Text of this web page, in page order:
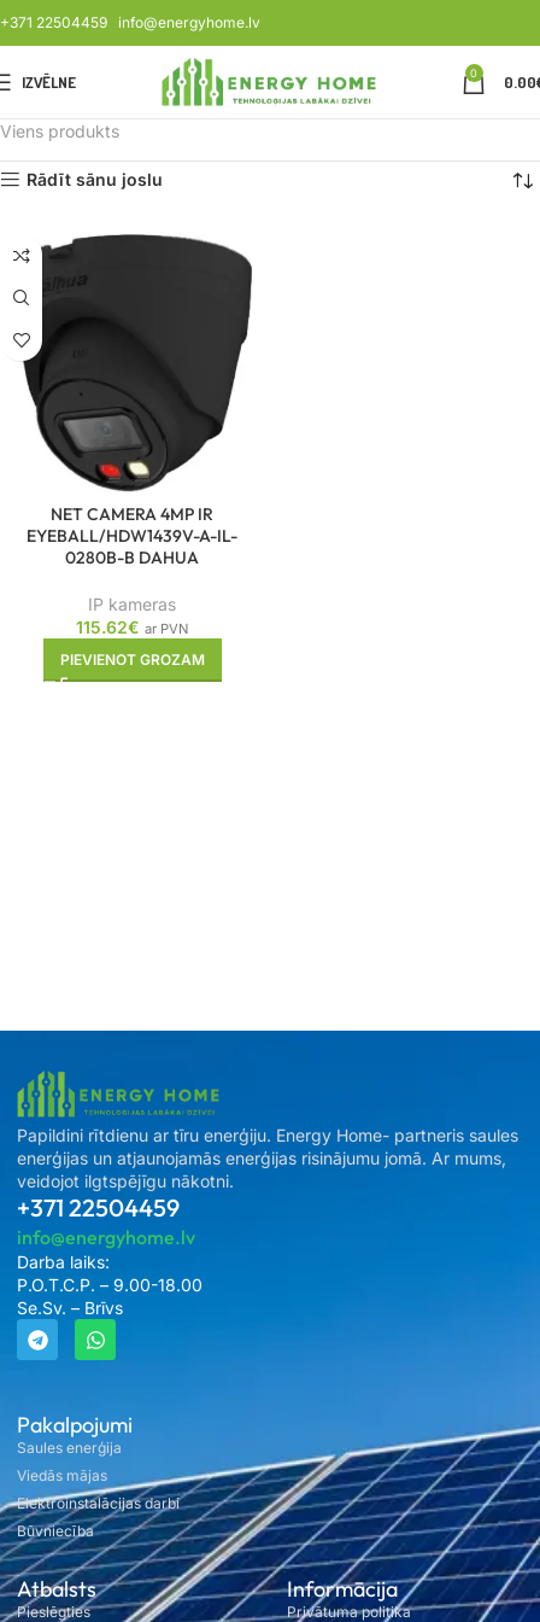
+371 22504459 info@energyhome.lv
IZVĒLNE 0 0.00
Viens produkts
Rādīt sānu joslu
NET CAMERA 4MP IR
EYEBALL/HDW1439V-A-IL-
0280B-B DAHUA
IP kameras
115.62€ ar PVN
PIEVIENOT GROZAM
Pakalpojumi
Saules enerģija
Viedās mājas
Elektroinstalācijas darbi
Būvniecība
Atbalsts
Pieslēgties
Informācija
Privātuma politika
Papildini rītdienu ar tīru enerģiju. Energy Home- partneris saules
enerģijas un atjaunojamās enerģijas risinājumu jomā. Ar mums,
veidojot ilgtspējīgu nākotni.
+371 22504459
info@energyhome.lv
Darba laiks:
P.O.T.C.P. – 9.00-18.00
Se.Sv. – Brīvs